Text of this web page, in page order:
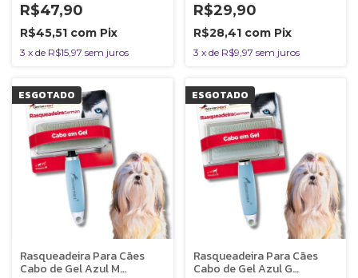
R$47,90
R$45,51 com Pix
3 x de R$15,97 sem juros
R$29,90
R$28,41 com Pix
3 x de R$9,97 sem juros
ESGOTADO
Rasqueadeira Para Cães
Cabo de Gel Azul M
ESGOTADO
Rasqueadeira Para Cães
Cabo de Gel Azul G